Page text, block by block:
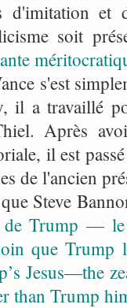
d'imitation et
soit
s'est
il a travaillé
Après
il est
de l'ancien
Steve
de Trump — le
que Trump
Jesus—the
than Trump